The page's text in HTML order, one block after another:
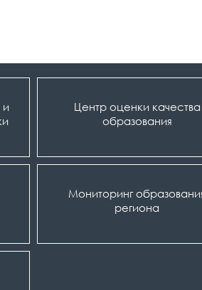
Центр оценки качества
образования
Мониторинг
региона